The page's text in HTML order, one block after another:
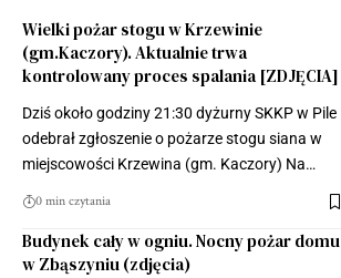
Wielki pożar stogu w Krzewinie
(gm.Kaczory). Aktualnie trwa
kontrolowany proces spalania [ZDJĘCIA]
Dziś około godziny 21:30 dyżurny SKKP w Pile
odebrał zgłoszenie o pożarze stogu siana w
miejscowości Krzewina (gm. Kaczory) Na…
0 min czytania
Budynek cały w ogniu. Nocny pożar domu
w Zbąszyniu (zdjęcia)